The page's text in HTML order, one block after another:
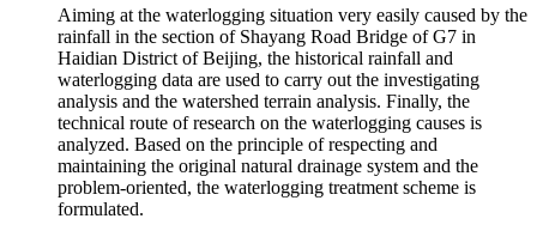
Aiming at the waterlogging situation very easily caused by the
rainfall in the section of Shayang Road Bridge of G7 in
Haidian District of Beijing, the historical rainfall and
waterlogging data are used to carry out the investigating
analysis and the watershed terrain analysis. Finally, the
technical route of research on the waterlogging causes is
analyzed. Based on the principle of respecting and
maintaining the original natural drainage system and the
problem-oriented, the waterlogging treatment scheme is
formulated.